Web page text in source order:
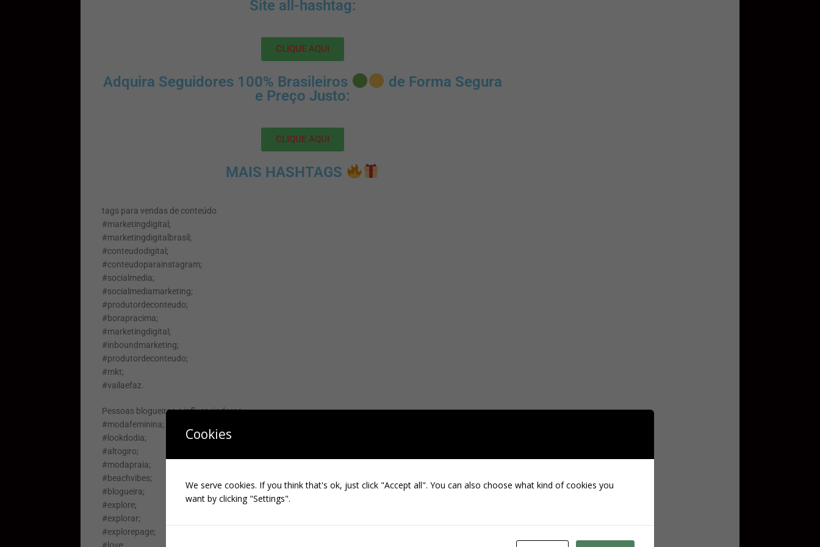
Site all-hashtag:
CLIQUE AQUI
Adquira Seguidores 100% Brasileiros
de Forma Segura
e Preço Justo:
CLIQUE AQUI
MAIS HASHTAGS
tags para vendas de conteúdo
#marketingdigital;
#marketingdigitalbrasil;
#conteudodigital;
#conteudoparainstagram;
#socialmedia;
#socialmediamarketing;
#produtordeconteudo;
#borapracima;
#marketingdigital;
#inboundmarketing;
#produtordeconteudo;
#mkt;
#vailaefaz.
Pessoas blogueiras e influenciadoras
#modafeminina;
#lookdodia;
#altogiro;
#modapraia;
#beachvibes;
#blogueira;
#explore;
#explorar;
#explorepage;
Cookies
We serve cookies. If you think that's ok, just click "Accept all". You can also choose what kind of cookies you
want by clicking "Settings".